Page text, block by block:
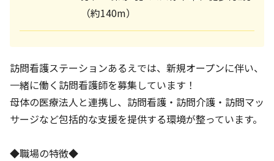
（約140m）
訪問看護ステーションあるえでは、新規オープンに伴い、
一緒に働く訪問看護師を募集しています！
母体の医療法人と連携し、訪問看護・訪問介護・訪問マッ
サージなど包括的な支援を提供する環境が整っています。
◆職場の特徴◆